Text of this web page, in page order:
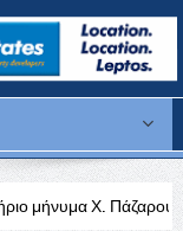
για Α. Βαφεάδη